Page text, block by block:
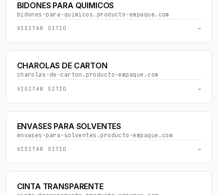
BIDONES PARA QUIMICOS
bidones-para-quimicos.producto-empaque.com
VISITAR SITIO →
CHAROLAS DE CARTON
charolas-de-carton.producto-empaque.com
VISITAR SITIO →
ENVASES PARA SOLVENTES
envases-para-solventes.producto-empaque.com
VISITAR SITIO →
CINTA TRANSPARENTE